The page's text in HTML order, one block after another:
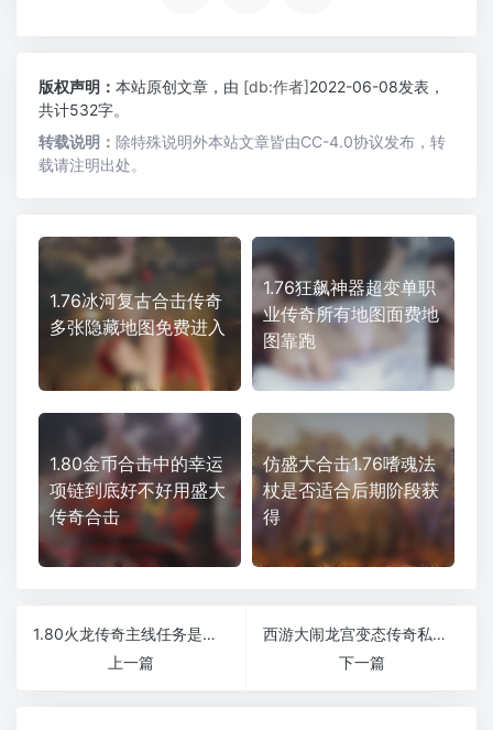
版权声明： 本站原创文章，由 [db:作者]2022-06-08发表，
共计532字。
转载说明： 除特殊说明外本站文章皆由CC-4.0协议发布，转
载请注明出处。
1.76冰河复古合击传奇
多张隐藏地图免费进入
1.76狂飙神器超变单职
业传奇所有地图面费地
图靠跑
1.80金币合击中的幸运
项链到底好不好用盛大
传奇合击
仿盛大合击1.76嗜魂法
杖是否适合后期阶段获
得
1.80火龙传奇主线任务是必须要完成的吗
上一篇
西游大闹龙宫变态传奇私服霸业重业升级快怀旧版本
下一篇